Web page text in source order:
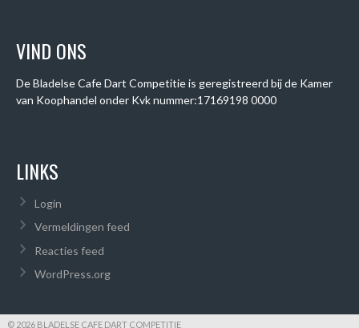
VIND ONS
De Bladelse Cafe Dart Competitie is geregistreerd bij de Kamer
van Koophandel onder Kvk nummer:17169198 0000
LINKS
Login
Vermeldingen feed
Reacties feed
WordPress.org
© 2026 BLADELSE CAFE DART COMPETITIE